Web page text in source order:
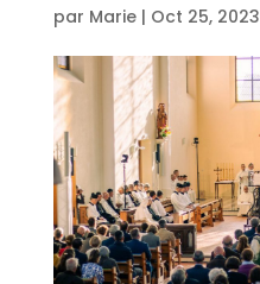
par Marie| Oct 25, 2023